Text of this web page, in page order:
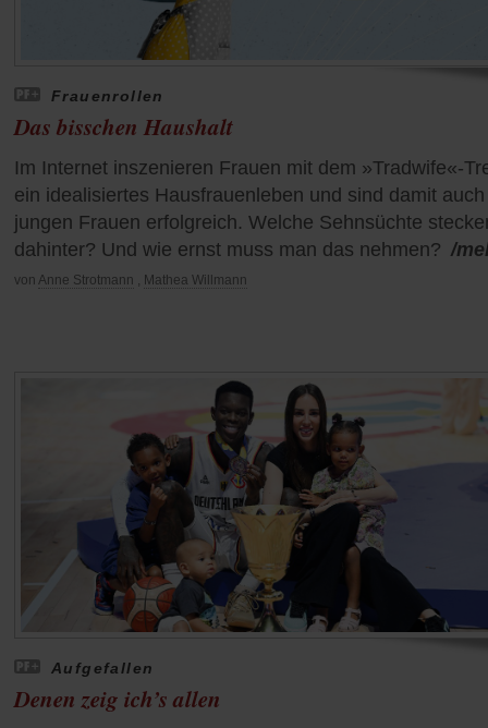
Frauenrollen
Das bisschen Haushalt
Im Internet inszenieren Frauen mit dem »Tradwife«-
ein idealisiertes Hausfrauenleben und sind damit
jungen Frauen erfolgreich. Welche Sehnsüchte
dahinter? Und wie ernst muss man das nehmen? /
von Anne Strotmann Mathea Willmann
Aufgefallen
Denen zeig ich’s allen